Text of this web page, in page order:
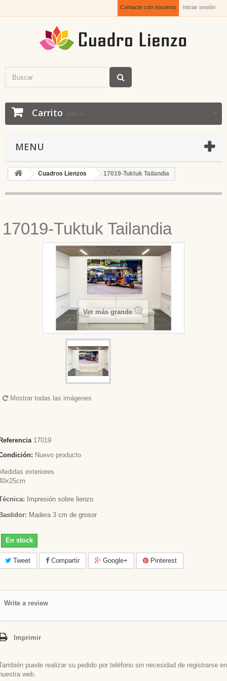
Iniciar sesión
Contacte con nosotros
Carrito vacío
MENU
Cuadros Lienzos 17019-Tuktuk Tailandia
17019-Tuktuk Tailandia
Ver más grande
Mostrar todas las imágenes
17019
Nuevo producto
exteriores
Impresión sobre lienzo
Madera 3 cm de grosor
En stock
Tweet Compartir Google+ Pinterest
Write a review
Imprimir
puede realizar su pedido por teléfono sin necesidad de registrarse en
web.